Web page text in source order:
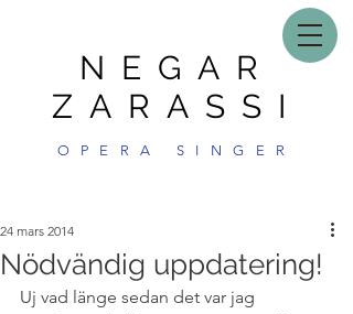
NEGAR
ZARASSI
OPERA SINGER
Nödvändig uppdatering!
24 mars 2014
Uj vad länge sedan det var jag